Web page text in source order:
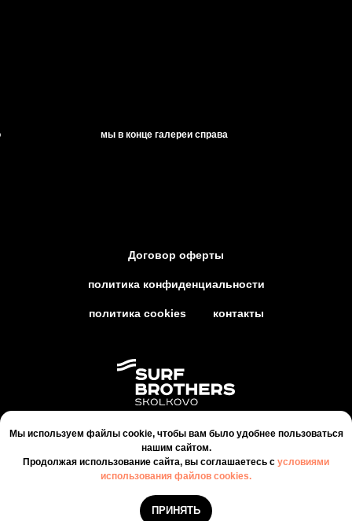
мы в конце галереи справа
Договор оферты
политика конфиденциальности
политика cookies контакты
ООО СЁРФБРАЗЕРС ЗАПАД, 2026
ОГРН 1197746502854
Москва, Сколково, Большой бульвар, д. 40, БЦ Амальтея, 1
этаж, сектор А
Мы используем файлы cookie, чтобы вам было удобнее пользоваться
нашим сайтом.
Продолжая использование сайта, вы соглашаетесь c условиями
использования файлов cookies.
ПРИНЯТЬ